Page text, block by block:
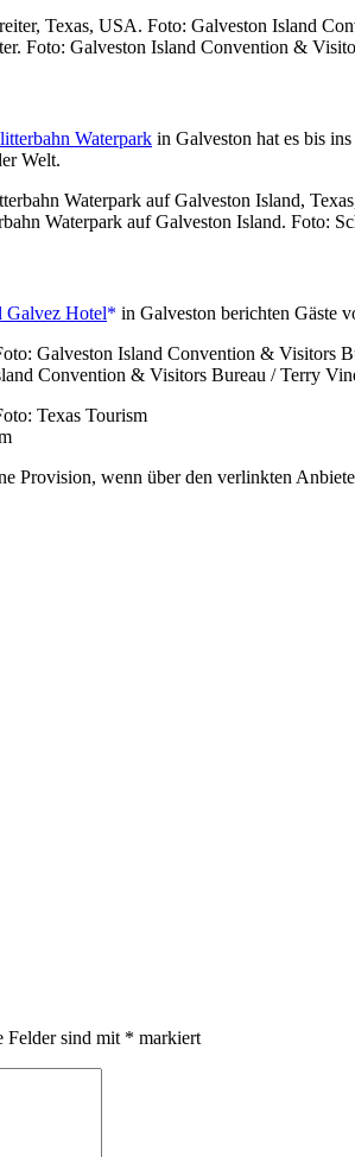
Foto: Galveston Island Convention &
Waterpark in Galveston hat es bis
Welt.
Waterpark auf Galveston Island. Foto:
Galvez Hotel in Galveston berichten Gäste
Convention & Visitors Bureau / Terry
Provision, wenn über den verlinkten
Felder sind mit * markiert